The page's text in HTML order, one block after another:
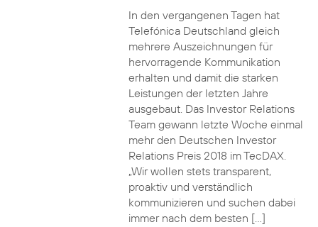
In den vergangenen Tagen hat
Telefónica Deutschland gleich
mehrere Auszeichnungen für
hervorragende Kommunikation
erhalten und damit die starken
Leistungen der letzten Jahre
ausgebaut. Das Investor Relations
Team gewann letzte Woche einmal
mehr den Deutschen Investor
Relations Preis 2018 im TecDAX.
„Wir wollen stets transparent,
proaktiv und verständlich
kommunizieren und suchen dabei
immer nach dem besten […]